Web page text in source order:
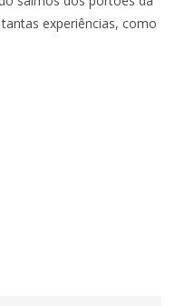
experiências, como